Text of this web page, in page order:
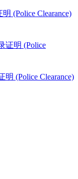
(Police Clearance)
证明 (Police
(Police Clearance)